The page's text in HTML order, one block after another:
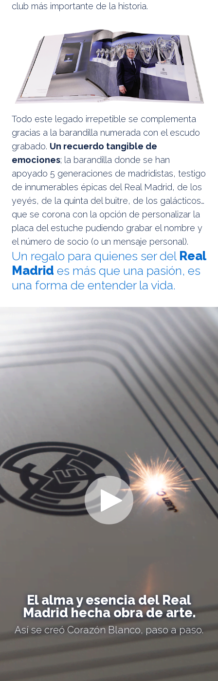
club más importante de la historia.
Todo este legado irrepetible se complementa
gracias a la barandilla numerada con el escudo
grabado. Un recuerdo tangible de
emociones; la barandilla donde se han
apoyado 5 generaciones de madridistas, testigo
de innumerables épicas del Real Madrid, de los
yeyés, de la quinta del buitre, de los galácticos…
que se corona con la opción de personalizar la
placa del estuche pudiendo grabar el nombre y
el número de socio (o un mensaje personal).
Un regalo para quienes ser del Real
Madrid es más que una pasión, es
una forma de entender la vida.
El alma y esencia del Real
Madrid hecha obra de arte.
Así se creó Corazón Blanco, paso a paso.